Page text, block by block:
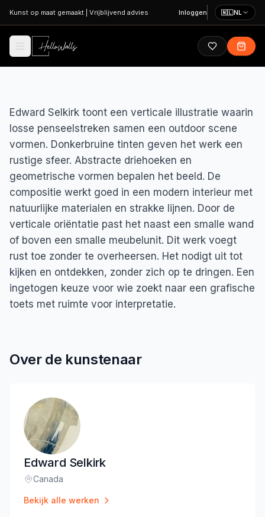
Ga naar hoofdinhoud
Kunst op maat gemaakt Vrijblijvend advies Inloggen 🇳🇱NL
Edward Selkirk toont een verticale illustratie waarin
losse penseelstreken samen een outdoor scene
vormen. Donkerbruine tinten geven het werk een
rustige sfeer. Abstracte driehoeken en
geometrische vormen bepalen het beeld. De
compositie werkt goed in een modern interieur met
natuurlijke materialen en strakke lijnen. Door de
verticale oriëntatie past het naast een smalle wand
of boven een smalle meubelunit. Dit werk voegt
rust toe zonder te overheersen. Het nodigt uit tot
kijken en ontdekken, zonder zich op te dringen. Een
ingetogen keuze voor wie zoekt naar een grafische
toets met ruimte voor interpretatie.
Over de kunstenaar
Edward Selkirk
Locatie:
Canada
Bekijk alle werken